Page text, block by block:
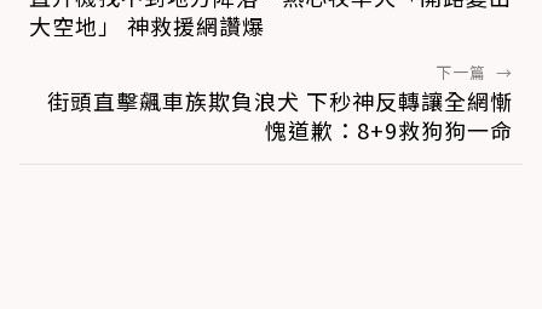
大空地」 神救援網讚爆
下一篇 →
街頭直擊飆車族欺負浪犬 下秒神反轉讓全網慚
愧道歉：8+9救狗狗一命